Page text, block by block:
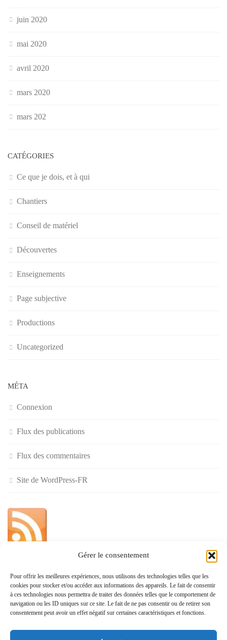
Gérer le consentement
Pour offrir les meilleures expériences, nous utilisons des technologies telles que les
cookies pour stocker et/ou accéder aux informations des appareils. Le fait de consentir
à ces technologies nous permettra de traiter des données telles que le comportement de
navigation ou les ID uniques sur ce site. Le fait de ne pas consentir ou de retirer son
consentement peut avoir un effet négatif sur certaines caractéristiques et fonctions.
juin 2020
mai 2020
avril 2020
mars 2020
mars 202
CATÉGORIES
Ce que je dois, et à qui
Chantiers
Conseil de matériel
Découvertes
Enseignements
Page subjective
Productions
Uncategorized
MÉTA
Connexion
Flux des publications
Flux des commentaires
Site de WordPress-FR
»
Politique de confidentialité